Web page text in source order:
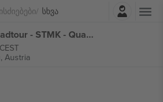
Სხვა
შესვლა
100 min. geführte Quadtour - STMK - Quadfun-Styria ბილეთი
Austria